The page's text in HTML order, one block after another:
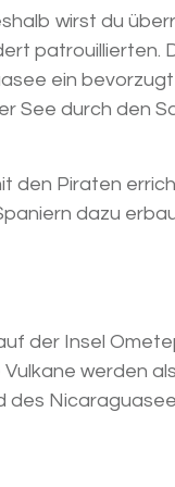
wirst du
patrouillierten.
ein
See durch den
den Piraten
dazu
der Insel
werden
des